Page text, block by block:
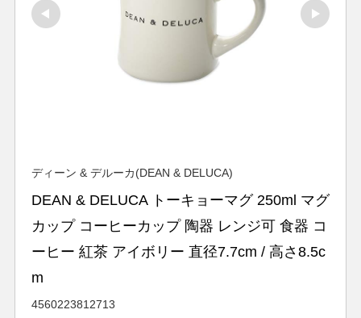
ディーン & デルーカ(DEAN & DELUCA)
DEAN & DELUCA トーキョーマグ 250ml マグ
カップ コーヒーカップ 陶器 レンジ可 食器 コ
ーヒー 紅茶 アイボリー 直径7.7cm / 高さ8.5c
m
4560223812713